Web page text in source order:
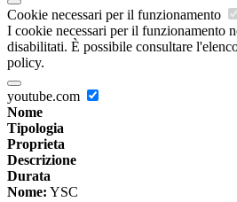
Cookie necessari per il funzionamento
I cookie necessari per il funzionamento
disabilitati. È possibile consultare
policy.
youtube.com
Nome
Tipologia
Proprieta
Descrizione
Durata
Nome: YSC